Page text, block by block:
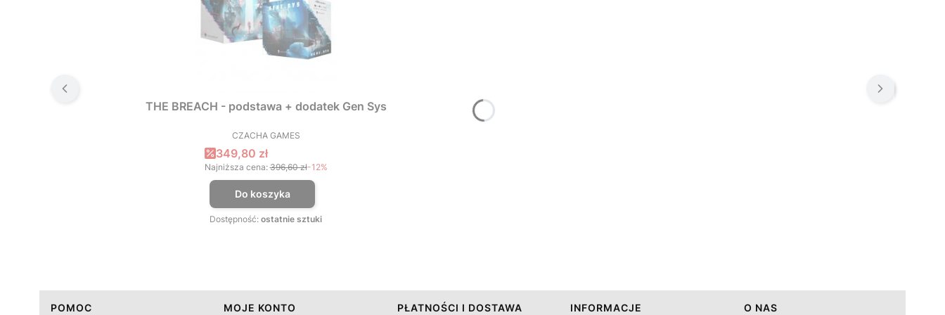
THE BREACH - podstawa + dodatek Gen Sys
PRODUCENT
CZACHA GAMES
Cena promocyjna
349,80 zł
Najniższa cena: 396,60 zł-12%
Do koszyka
Dostępność: ostatnie sztuki
POMOC MOJE KONTO PŁATNOŚCI I DOSTAWA INFORMACJE O NAS